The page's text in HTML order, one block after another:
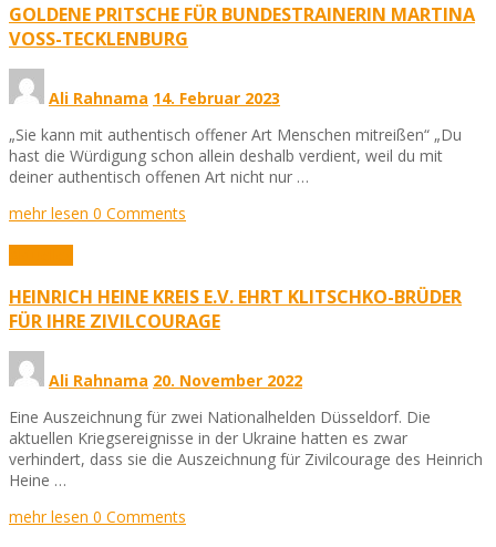
GOLDENE PRITSCHE FÜR BUNDESTRAINERIN MARTINA
VOSS-TECKLENBURG
Ali Rahnama 14. Februar 2023
„Sie kann mit authentisch offener Art Menschen mitreißen“ „Du
hast die Würdigung schon allein deshalb verdient, weil du mit
deiner authentisch offenen Art nicht nur …
mehr lesen 0 Comments
HEINRICH HEINE KREIS E.V. EHRT KLITSCHKO-BRÜDER
FÜR IHRE ZIVILCOURAGE
Ali Rahnama 20. November 2022
Eine Auszeichnung für zwei Nationalhelden Düsseldorf. Die
aktuellen Kriegsereignisse in der Ukraine hatten es zwar
verhindert, dass sie die Auszeichnung für Zivilcourage des Heinrich
Heine …
mehr lesen 0 Comments